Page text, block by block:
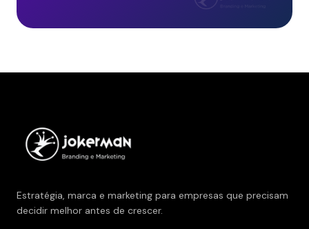
Estratégia, marca e marketing para empresas que precisam
decidir melhor antes de crescer.